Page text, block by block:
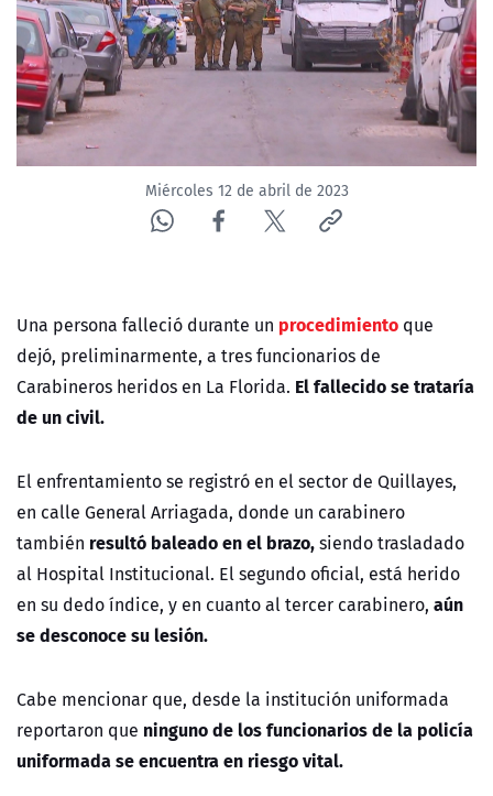
CORPORATIVO Y TRANSPARENCIA
CANAL DE DENUNCIAS
ÁREA DE PROYECTOS
Miércoles 12 de abril de 2023
Una persona falleció durante un procedimiento que
dejó, preliminarmente, a tres funcionarios de
Carabineros heridos en La Florida. El fallecido se trataría
de un civil.
El enfrentamiento se registró en el sector de Quillayes,
en calle General Arriagada, donde un carabinero
también resultó baleado en el brazo,siendo trasladado
al Hospital Institucional. El segundo oficial, está herido
en su dedo índice, y en cuanto al tercer carabinero, aún
se desconoce su lesión.
Cabe mencionar que, desde la institución uniformada
reportaron que ninguno de los funcionarios de la policía
uniformada se encuentra en riesgo vital.